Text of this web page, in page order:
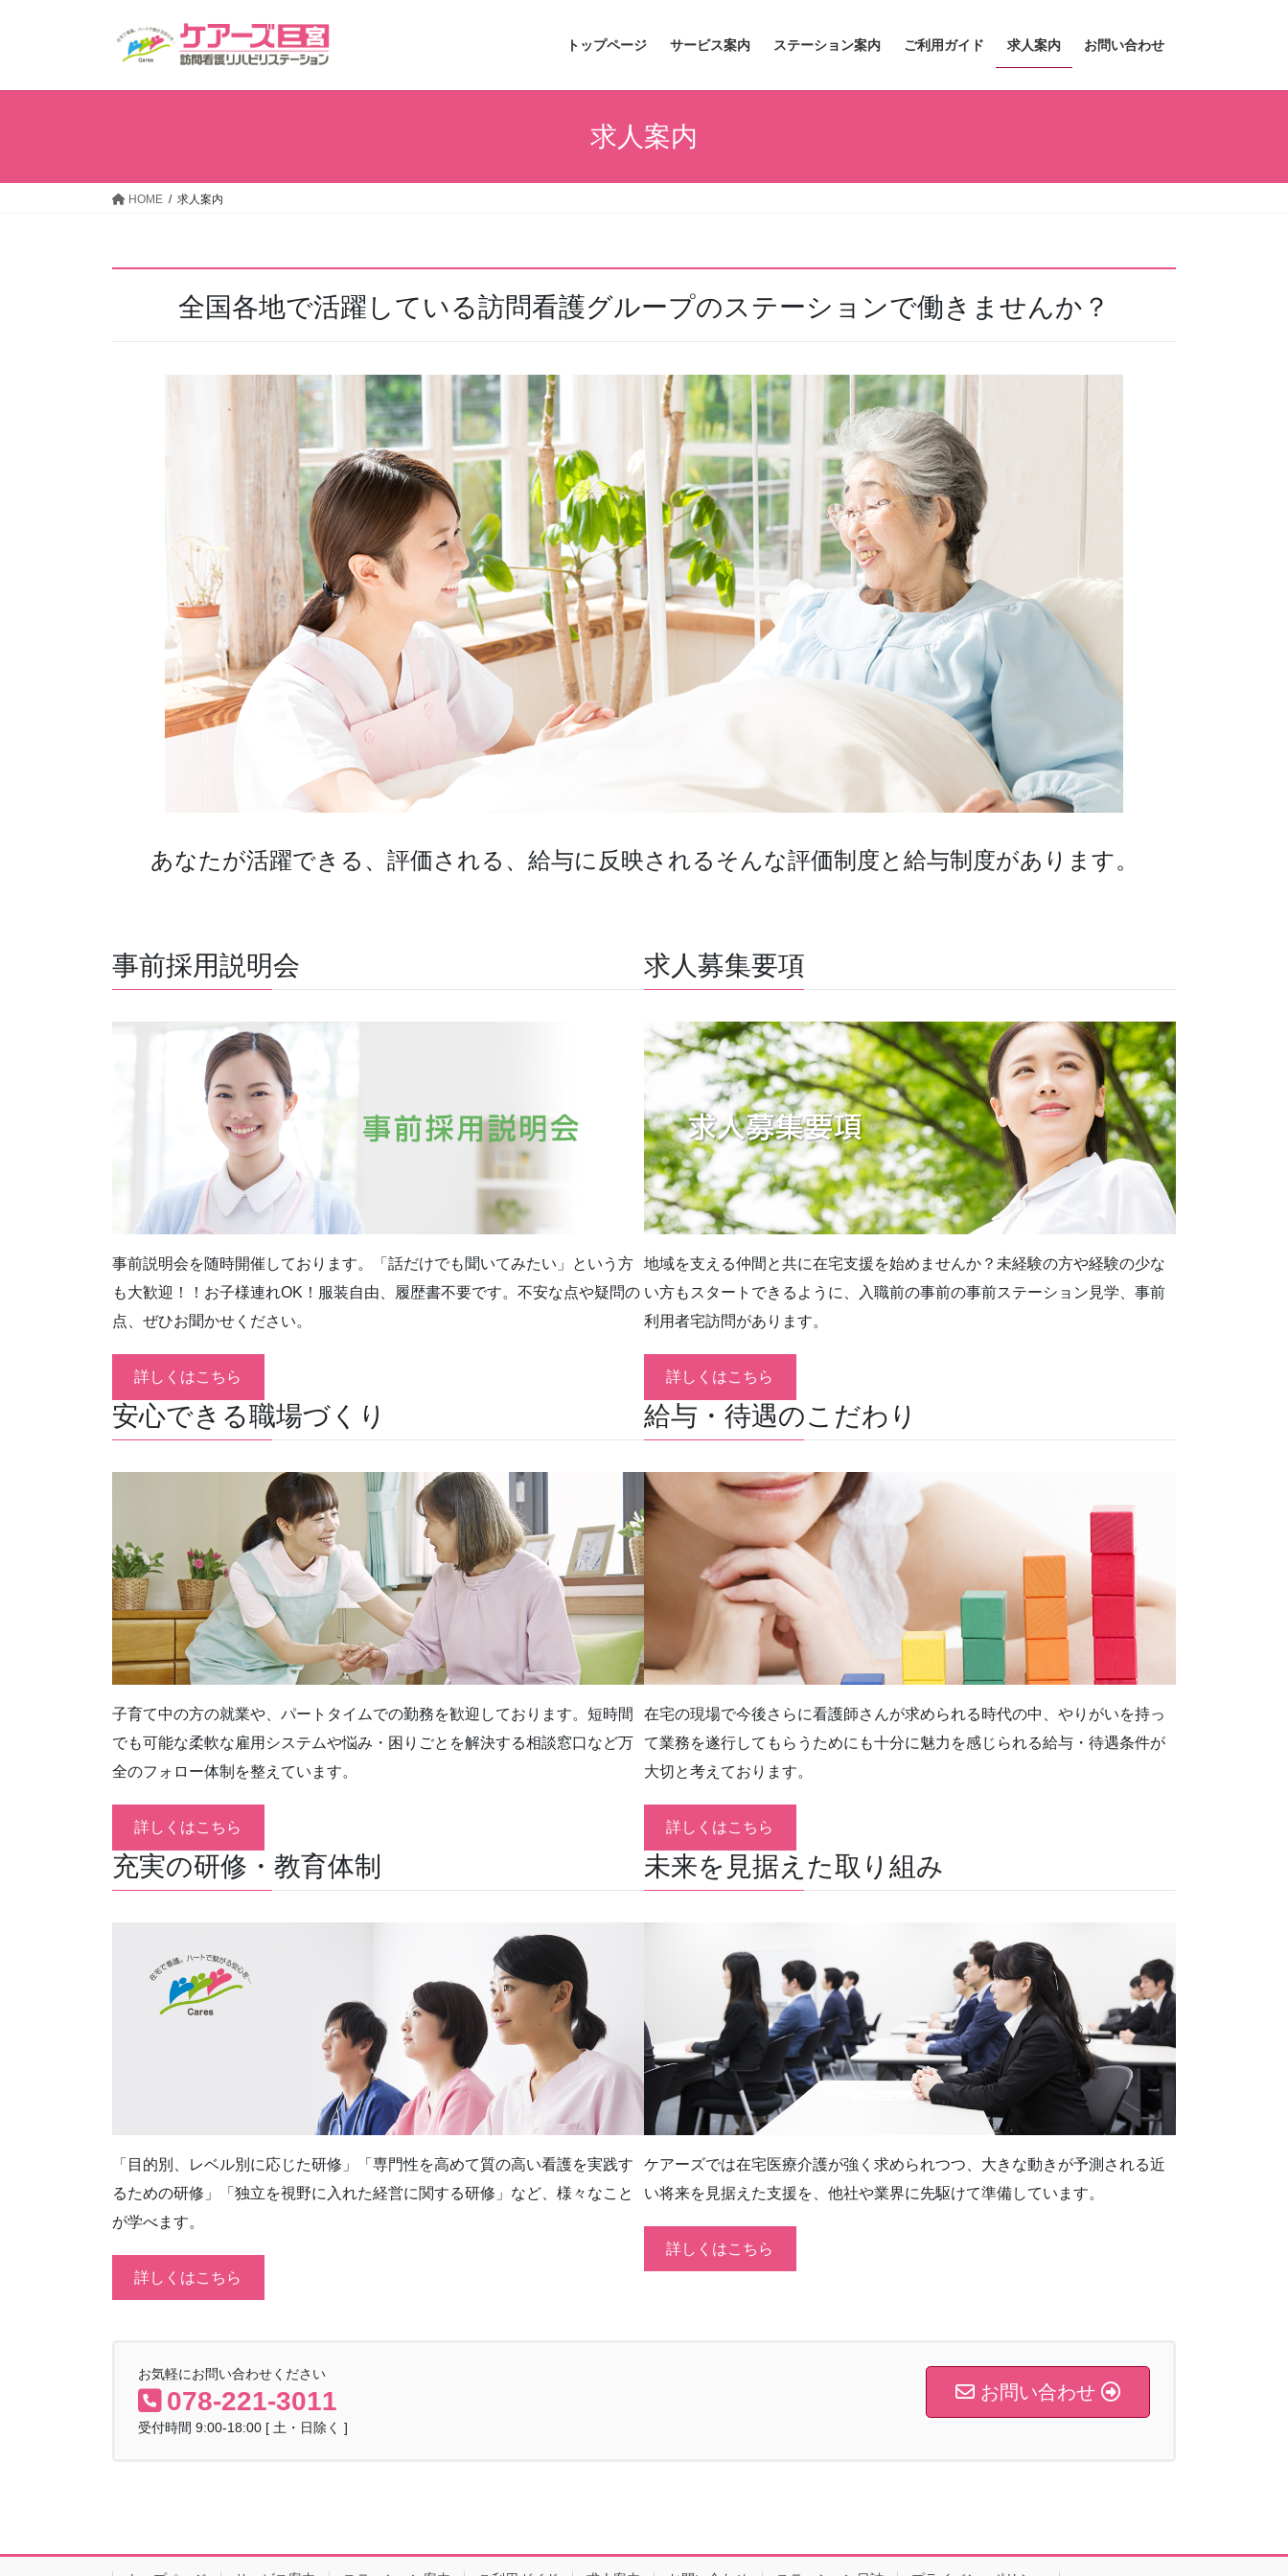
トップページ サービス案内 ステーション案内 ご利用ガイド 求人案内 お問い合わせ
求人案内
HOME 求人案内
全国各地で活躍している訪問看護グループのステーションで働きませんか？
あなたが活躍できる、評価される、給与に反映されるそんな評価制度と給与制度があります。
事前採用説明会
事前説明会を随時開催しております。「話だけでも聞いてみたい」という方
も大歓迎！！お子様連れOK！服装自由、履歴書不要です。不安な点や疑問の
点、ぜひお聞かせください。
詳しくはこちら
求人募集要項
地域を支える仲間と共に在宅支援を始めませんか？未経験の方や経験の少な
い方もスタートできるように、入職前の事前の事前ステーション見学、事前
利用者宅訪問があります。
詳しくはこちら
安心できる職場づくり
子育て中の方の就業や、パートタイムでの勤務を歓迎しております。短時間
でも可能な柔軟な雇用システムや悩み・困りごとを解決する相談窓口など万
全のフォロー体制を整えています。
詳しくはこちら
給与・待遇のこだわり
在宅の現場で今後さらに看護師さんが求められる時代の中、やりがいを持っ
て業務を遂行してもらうためにも十分に魅力を感じられる給与・待遇条件が
大切と考えております。
詳しくはこちら
充実の研修・教育体制
「目的別、レベル別に応じた研修」「専門性を高めて質の高い看護を実践す
るための研修」「独立を視野に入れた経営に関する研修」など、様々なこと
が学べます。
詳しくはこちら
未来を見据えた取り組み
ケアーズでは在宅医療介護が強く求められつつ、大きな動きが予測される近
い将来を見据えた支援を、他社や業界に先駆けて準備しています。
詳しくはこちら
お気軽にお問い合わせください
078-221-3011
受付時間 9:00-18:00 [ 土・日除く ]
お問い合わせ